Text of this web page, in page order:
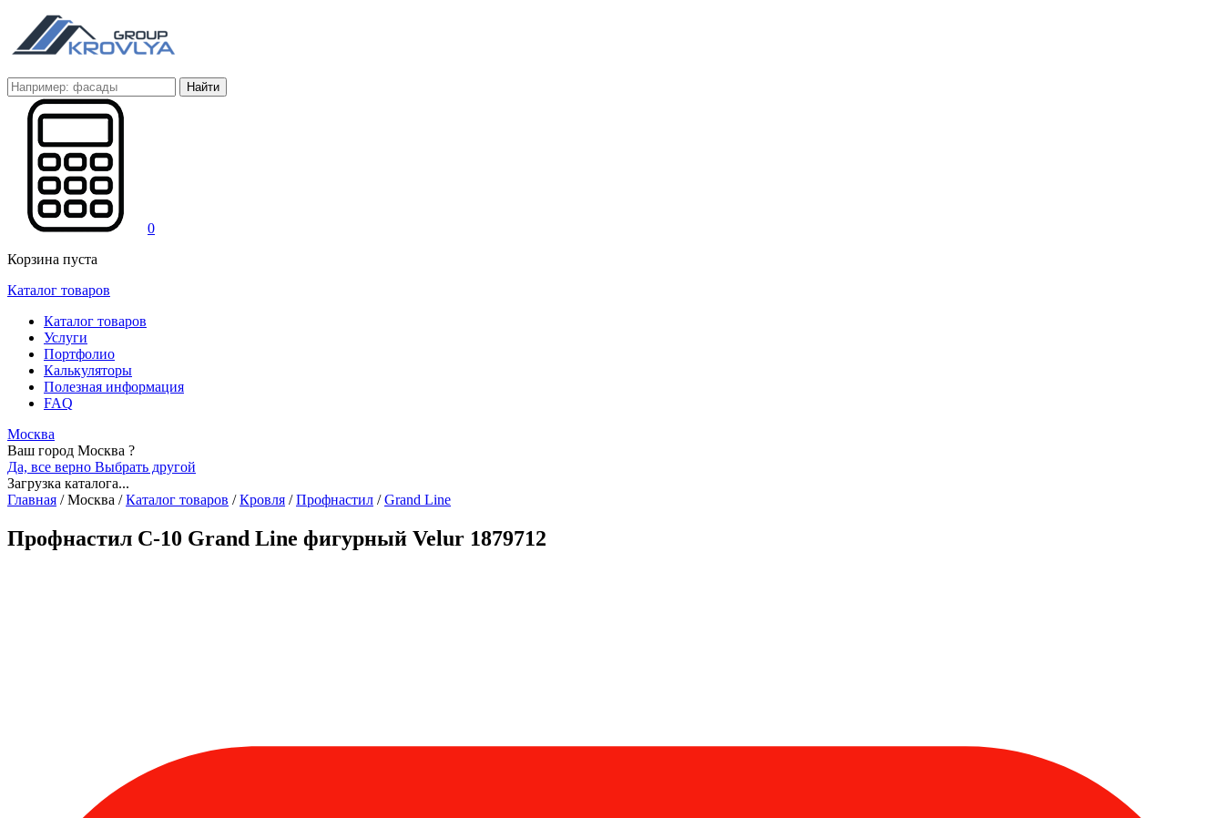
Найти
0
Корзина пуста
Каталог товаров
Каталог товаров
Услуги
Портфолио
Калькуляторы
Полезная информация
FAQ
Москва
Ваш город Москва ?
Да, все верно Выбрать другой
Загрузка каталога...
Главная /Москва / Каталог товаров / Кровля / Профнастил / Grand Line
Профнастил С-10 Grand Line фигурный Velur 1879712